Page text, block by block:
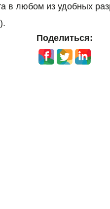
в любом из удобных
Поделиться: